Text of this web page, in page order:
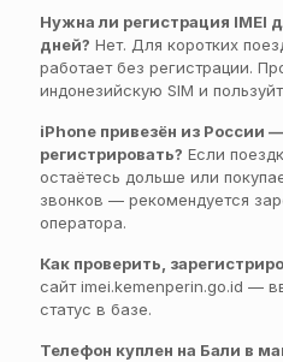
Нужна ли регистрация IMEI
дней? Нет. Для коротких
работает без регистрации.
индонезийскую SIM и
iPhone привезён из России
регистрировать? Если
остаётесь дольше или
звонков — рекомендуется
оператора.
Как проверить,
сайт imei.kemenperin.go.id —
статус в базе.
Телефон куплен на Бали в